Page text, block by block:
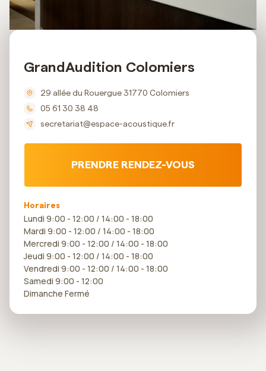
GrandAudition Colomiers
29 allée du Rouergue 31770 Colomiers
05 61 30 38 48
secretariat@espace-acoustique.fr
PRENDRE RENDEZ-VOUS
Horaires
Lundi 9:00 - 12:00 / 14:00 - 18:00
Mardi 9:00 - 12:00 / 14:00 - 18:00
Mercredi 9:00 - 12:00 / 14:00 - 18:00
Jeudi 9:00 - 12:00 / 14:00 - 18:00
Vendredi 9:00 - 12:00 / 14:00 - 18:00
Samedi 9:00 - 12:00
Dimanche Fermé